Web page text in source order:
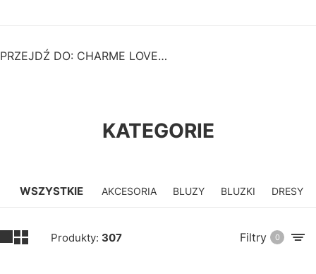
PRZEJDŹ DO: CHARME LOVES YOU
KATEGORIE
WSZYSTKIE AKCESORIA BLUZY BLUZKI DRESY
Produkty: 307 Filtry 0